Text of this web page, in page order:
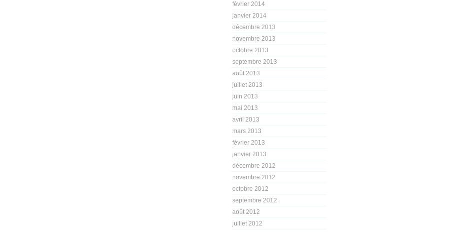
février 2014
janvier 2014
décembre 2013
novembre 2013
octobre 2013
septembre 2013
août 2013
juillet 2013
juin 2013
mai 2013
avril 2013
mars 2013
février 2013
janvier 2013
décembre 2012
novembre 2012
octobre 2012
septembre 2012
août 2012
juillet 2012